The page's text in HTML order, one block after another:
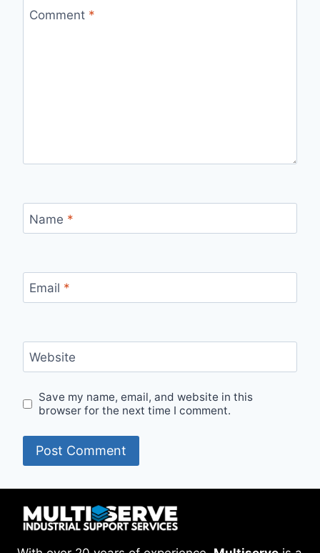
Comment *
Name *
Email *
Website
Save my name, email, and website in this
browser for the next time I comment.